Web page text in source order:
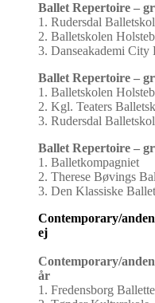
Ballet Repertoire –
1. Rudersdal
2. Balletskolen
3. Danseakademi City
Ballet Repertoire –
1. Balletskolen
2. Kgl. Teaters
3. Rudersdal
Ballet Repertoire –
1. Balletkompagniet
2. Therese Bøvings
3. Den Klassiske
Contemporary/
ej
Contemporary/
år
1. Fredensborg